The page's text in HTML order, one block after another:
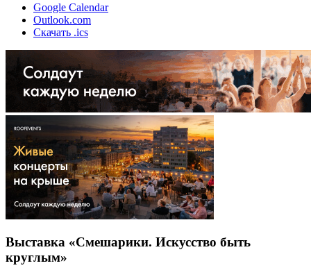
Google Calendar
Outlook.com
Скачать .ics
Выставка «Смешарики. Искусство быть
круглым»